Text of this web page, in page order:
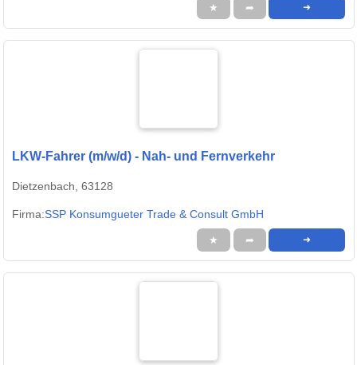
★ ➦ ➜
LKW-Fahrer (m/w/d) - Nah- und Fernverkehr
Dietzenbach, 63128
Firma:SSP Konsumgueter Trade & Consult GmbH
★ ➦ ➜